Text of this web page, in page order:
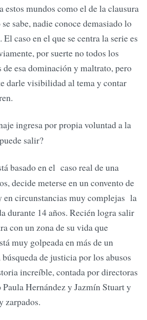
estos mundos como el de la clausura
sabe, nadie conoce demasiado lo
caso en el que se centra la serie es
por suerte no todos los
de esa dominación y maltrato, pero
darle visibilidad al tema y contar
ingresa por propia voluntad a la
salir?
basado en el caso real de una
decide meterse en un convento de
en circunstancias muy complejas la
durante 14 años. Recién logra salir
con un zona de su vida que
muy golpeada en más de un
de justicia por los abusos
increíble, contada por directoras
Hernández y Jazmín Stuart y
zarpados.